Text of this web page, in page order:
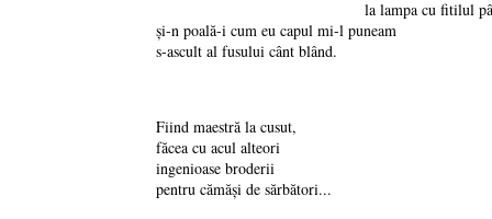
la lampa cu fitilul
și-n poală-i cum eu capul mi-l puneam
s-ascult al fusului cânt blând.
Fiind maestră la cusut,
făcea cu acul alteori
ingenioase broderii
pentru cămăși de sărbători...